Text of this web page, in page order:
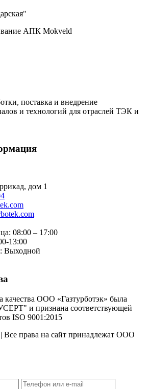
АПК Mokveld
поставка и внедрение
и технологий для отраслей ТЭК и
дом 1
08:00 – 17:00
13:00
Выходной
качества ООО «Газтурботэк» была
и признана соответствующей
ISO 9001:2015
Все права на сайт принадлежат ООО